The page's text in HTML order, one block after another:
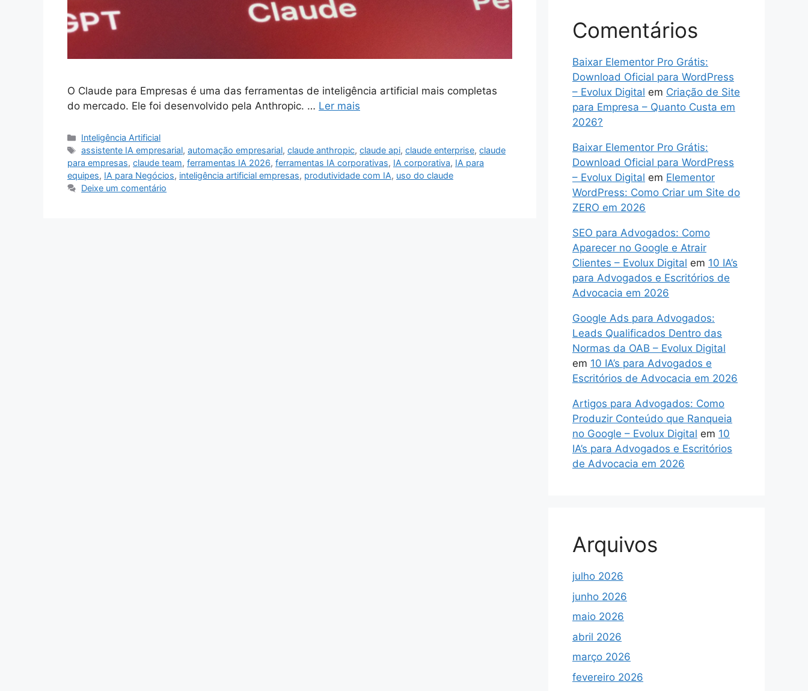
O Claude para Empresas é uma das ferramentas de inteligência artificial mais completas
do mercado. Ele foi desenvolvido pela Anthropic. … Ler mais
Categorias
Inteligência Artificial
Tags
assistente IA empresarial,automação empresarial,claude anthropic,claude api,claude enterprise,claude
para empresas, claude team, ferramentas IA 2026, ferramentas IA corporativas, IA corporativa, IA para
equipes, IA para Negócios, inteligência artificial empresas, produtividade com IA, uso do claude
Deixe um comentário
Comentários
Baixar Elementor Pro Grátis:
Download Oficial para WordPress
– Evolux Digital em Criação de Site
para Empresa – Quanto Custa em
2026?
Baixar Elementor Pro Grátis:
Download Oficial para WordPress
– Evolux Digital em Elementor
WordPress: Como Criar um Site do
ZERO em 2026
SEO para Advogados: Como
Aparecer no Google e Atrair
Clientes – Evolux Digital em 10 IA’s
para Advogados e Escritórios de
Advocacia em 2026
Google Ads para Advogados:
Leads Qualificados Dentro das
Normas da OAB – Evolux Digital
em 10 IA’s para Advogados e
Escritórios de Advocacia em 2026
Artigos para Advogados: Como
Produzir Conteúdo que Ranqueia
no Google – Evolux Digital em 10
IA’s para Advogados e Escritórios
de Advocacia em 2026
Arquivos
julho 2026
junho 2026
maio 2026
abril 2026
março 2026
fevereiro 2026